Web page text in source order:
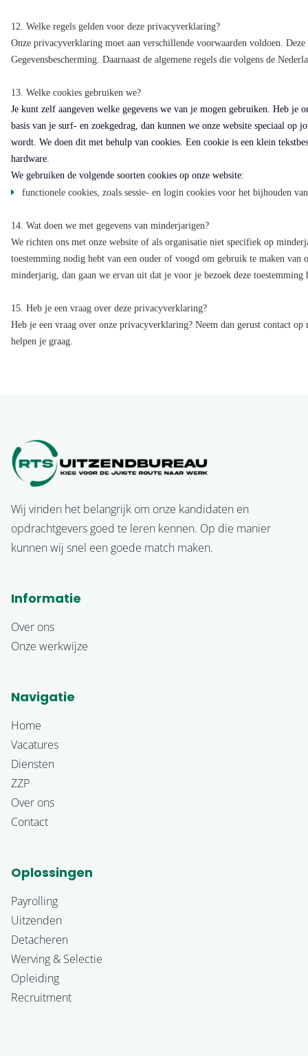
12. Welke regels gelden voor deze privacyverklaring?
Onze privacyverklaring moet aan verschillende voorwaarden voldoen.
Gegevensbescherming. Daarnaast de algemene regels die volgens de
13. Welke cookies gebruiken we?
Je kunt zelf aangeven welke gegevens we van je mogen gebruiken. Heb je
basis van je surf- en zoekgedrag, dan kunnen we onze website speciaal
wordt. We doen dit met behulp van cookies. Een cookie is een klein
hardware.
We gebruiken de volgende soorten cookies op onze website:
functionele cookies, zoals sessie- en login cookies voor het bijhouden
14. Wat doen we met gegevens van minderjarigen?
We richten ons met onze website of als organisatie niet specifiek op
toestemming nodig hebt van een ouder of voogd om gebruik te maken van
minderjarig, dan gaan we ervan uit dat je voor je bezoek deze toestemming
15. Heb je een vraag over deze privacyverklaring?
Heb je een vraag over onze privacyverklaring? Neem dan gerust contact
helpen je graag.
Wij vinden het belangrijk om onze kandidaten en
opdrachtgevers goed te leren kennen. Op die manier
kunnen wij snel een goede match maken.
Informatie
Over ons
Onze werkwijze
Navigatie
Home
Vacatures
Diensten
ZZP
Over ons
Contact
Oplossingen
Payrolling
Uitzenden
Detacheren
Werving & Selectie
Opleiding
Recruitment